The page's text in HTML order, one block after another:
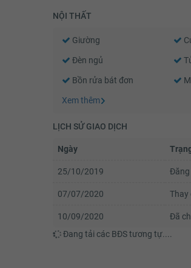
NỘI THẤT
Giường
Đèn ngủ
Bồn rửa bát đơn
Xem thêm
LỊCH SỬ GIAO DỊCH
Ngày
25/10/2019 Đăng
07/07/2020 Thay
10/09/2020 Đã
Đang tải các BĐS tương tự....